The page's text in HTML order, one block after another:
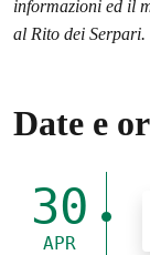
informazioni ed il
al Rito dei Serpari.
Date e
30
APR